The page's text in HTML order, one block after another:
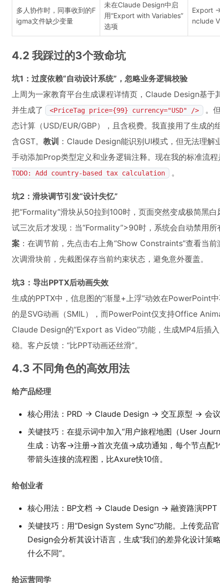
多人协作时，同事收到的F
igma文件缺少变量
未在Claude Design中启
用“Export with Variables”
选项
Export
nclude
4.2 我踩过的3个致命坑
坑1：过度依赖“自动设计系统”，忽略业务逻辑校验
上周为一家教育平台生成课程详情页，Claude Design基于
并生成了
<PriceTag price={99} currency="USD" />
。
态计算（USD/EUR/GBP），且含税费。我直接用了生成
含GST。 教训 ：Claude Design能识别UI模式，但无法理
手动添加Prop类型定义和业务逻辑注释。现在我的标准流
TODO: Add country-based tax calculation 。
坑2：滑块调节引发“设计失忆”
把“Formality”滑块从50拉到100时，页面突然变成极简黑
试三次后才发现：当“Formality”>90时，系统会自动禁用
案 ：在调节前，先点击右上角“Show Constraints”查看当
次调滑块前，先截图保存当前约束状态，避免意外覆盖。
坑3：导出PPTX后动画失效
生成的PPTX中，信息图的“渐显+上浮”动效在PowerPoint
的是SVG动画（SMIL），而PowerPoint仅支持Office
Claude Design的“Export as Video”功能，生成MP4后插
稳。客户反馈：“比PPT动画还丝滑”。
4.3 不同角色的高效用法
给产品经理
核心用法：PRD → Claude Design → 交互原型 → 会
关键技巧：在提示词中加入“用户旅程地图（User
生成：访客→注册→首次充值→成功通知，每个节点配
带箭头连接的流程图，比Axure快10倍。
给创业者
核心用法：BP文档 → Claude Design → 融资路演PPT
关键技巧：用“Design System Sync”功能。上传竞品
Design会分析其设计语言，生成“我们的差异化设计
什么不同”。
给运营同学